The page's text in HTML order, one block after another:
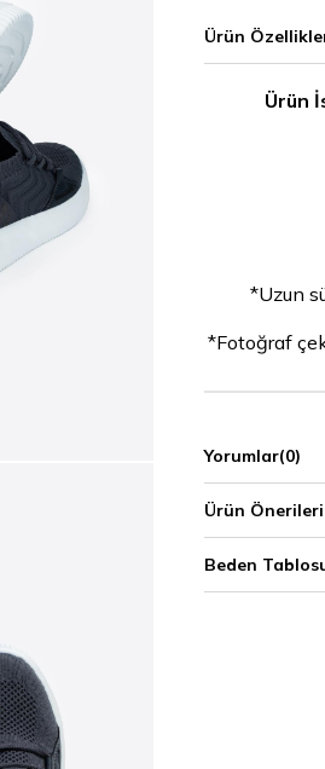
Ürün
Ürün
*Uzun
*Fotoğraf
Yorumlar(0)
Ürün Önerileri
Beden